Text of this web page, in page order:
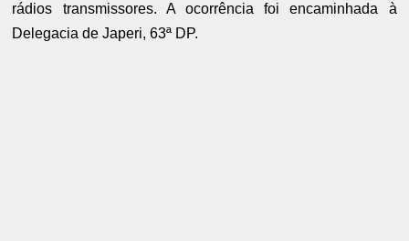
rádios transmissores. A ocorrência foi encaminhada à
Delegacia de Japeri, 63ª DP.